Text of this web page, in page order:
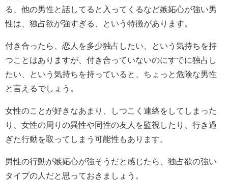
る、他の男性と話してると入ってくるなど嫉妬心が強い男
性は、独占欲が強すぎる、という特徴があります。
付き合ったら、恋人を多少独占したい、という気持ちを持
つことはありますが、付き合っていないのにすでに独占し
たい、という気持ちを持っていると、ちょっと危険な男性
と言えるでしょう。
女性のことが好きなあまり、しつこく連絡をしてしまった
り、女性の周りの異性や同性の友人を監視したり、行き過
ぎた行動を取ってしまう可能性もあります。
男性の行動が嫉妬心が強そうだと感じたら、独占欲の強い
タイプの人だと思っておきましょう。